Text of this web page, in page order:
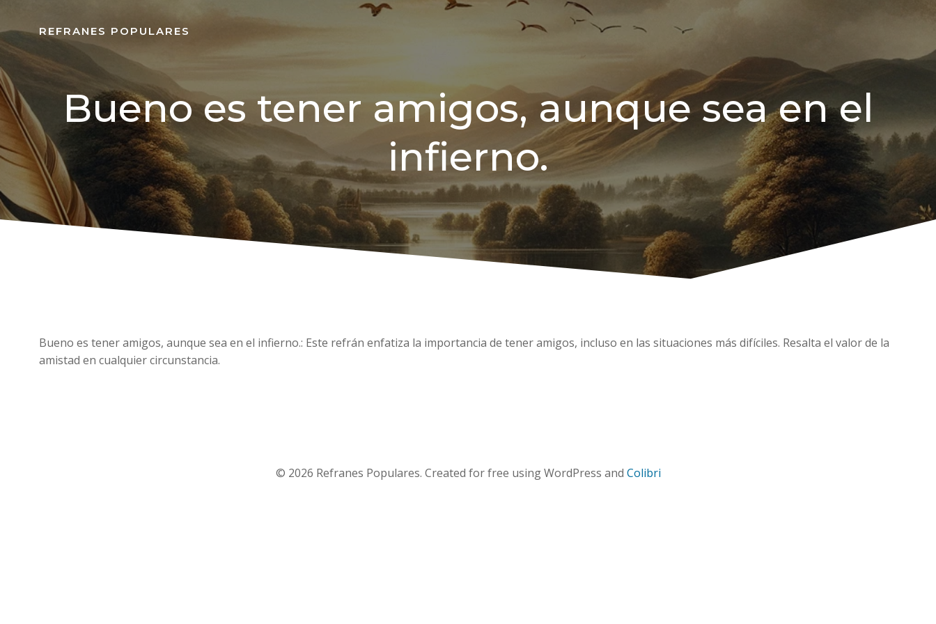
REFRANES POPULARES
Bueno es tener amigos, aunque sea en el
infierno.
Bueno es tener amigos, aunque sea en el infierno.: Este refrán enfatiza la importancia de tener amigos, incluso en las situaciones más difíciles. Resalta el valor de la
amistad en cualquier circunstancia.
© 2026 Refranes Populares. Created for free using WordPress and Colibri